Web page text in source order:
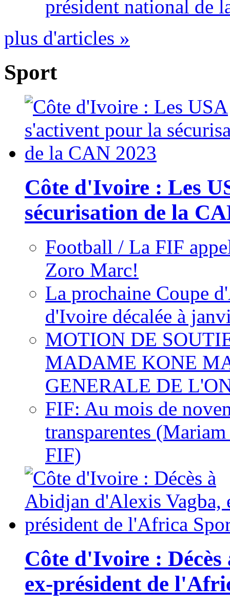
président national de
plus d'articles »
Sport
Côte d'Ivoire : Les
sécurisation de la
Football / La FIF
Zoro Marc!
La prochaine Coupe
d'Ivoire décalée à
MOTION DE
MADAME KONE
GENERALE DE
FIF: Au mois de
transparentes
FIF)
Côte d'Ivoire :
ex-président de